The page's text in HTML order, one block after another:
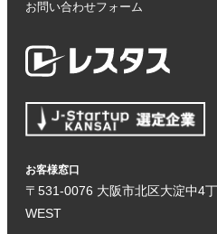
お問い合わせフォーム
お客様窓口
〒531-0076 大阪市北区大淀中4
WEST